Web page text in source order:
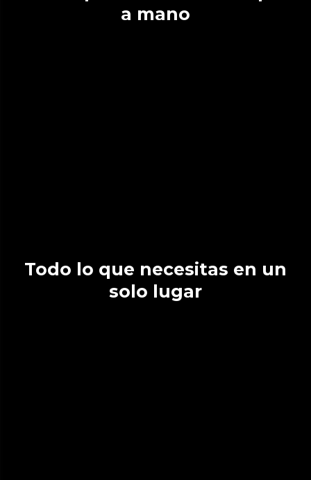
a mano
Todo lo que necesitas en un
solo lugar